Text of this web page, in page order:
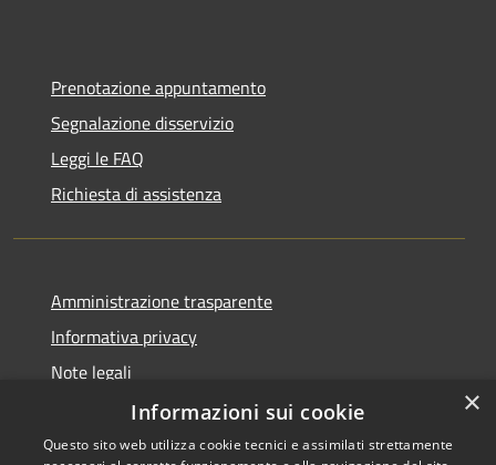
Prenotazione appuntamento
Segnalazione disservizio
Leggi le FAQ
Richiesta di assistenza
Amministrazione trasparente
Informativa privacy
Note legali
Dichiarazione di accessibilità
×
Informazioni sui cookie
Questo sito web utilizza cookie tecnici e assimilati strettamente